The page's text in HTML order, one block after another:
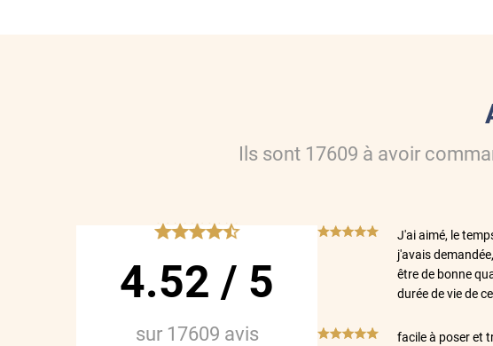
Ils sont 17609 à avoir
*****
4.52 / 5
sur 17609 avis
*****J'ai aimé, le
j'avais
être de bonne
durée de vie de
*****facile à poser et